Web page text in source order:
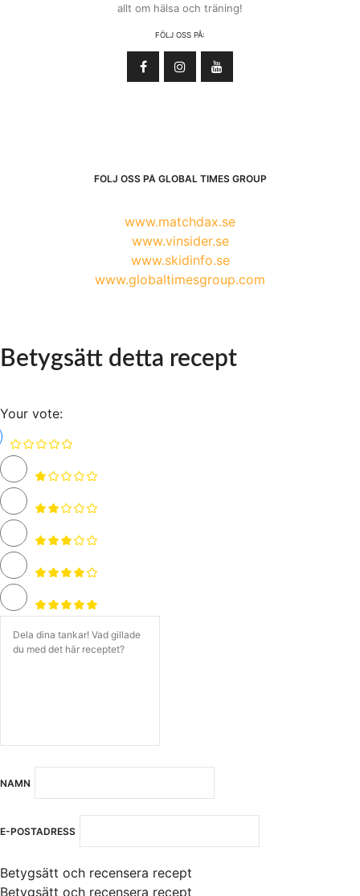
allt om hälsa och träning!
FÖLJ OSS PÅ:
FÖLJ OSS PÅ GLOBAL TIMES GROUP
www.matchdax.se
www.vinsider.se
www.skidinfo.se
www.globaltimesgroup.com
Betygsätt detta recept
Your vote:
NAMN
E-POSTADRESS
Betygsätt och recensera recept
Betygsätt och recensera recept